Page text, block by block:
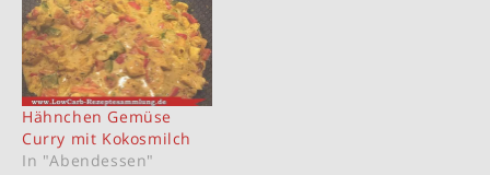
Hähnchen Gemüse
Curry mit Kokosmilch
In "Abendessen"